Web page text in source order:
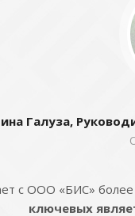
Галуза,
с ООО «БИС» более
ключевых